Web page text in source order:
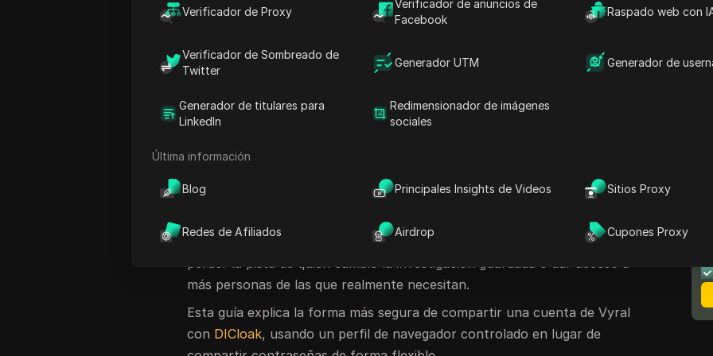
Verificador de Proxy
Verificador de anuncios de
Facebook
Raspado web con
Verificador de Sombreado de
Twitter
Generador UTM Generador de
Generador de titulares para
LinkedIn
Redimensionador de imágenes
sociales
Última información
Blog Principales Insights de Videos Sitios Proxy
Redes de Afiliados Airdrop Cupones Proxy
Suele ser entonces cuando surge la misma pregunta:
Es una pregunta razonable. Vyral está hecho para la velocidad. Los
virales, guardar ejemplos y convertir la investigación en ideas de
contenido. Si varias personas trabajan en el mismo flujo de trabajo en
TikTok Shop, parece un desperdicio mantener la investigación bloqueada
Pero un
recurso compartido de cuenta
de Vyral puede fallar rápidamente
si el único plan es enviar la contraseña en un chat grupal. Puedes
exponer el acceso, activar comprobaciones de seguridad adicionales,
perder la pista de quién cambió la investigación guardada o dar acceso a
más personas de las que realmente necesitan.
Esta guía explica la forma más segura de compartir una cuenta de Vyral
con DICloak, usando un perfil de navegador controlado en lugar de